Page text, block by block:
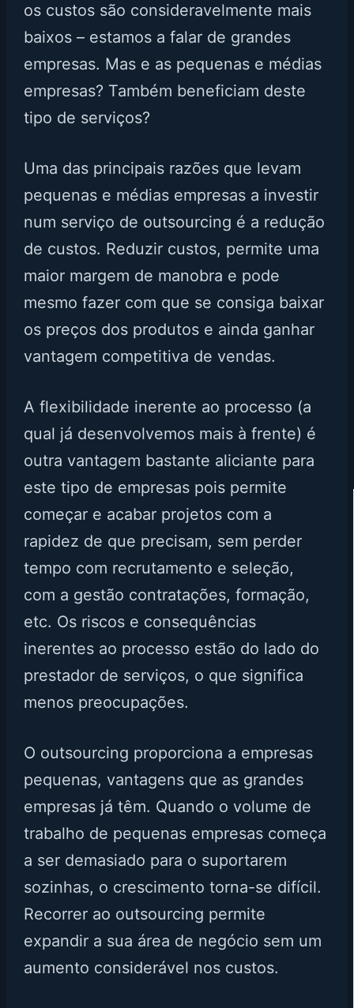
os custos são consideravelmente mais
baixos – estamos a falar de grandes
empresas. Mas e as pequenas e médias
empresas? Também beneficiam deste
tipo de serviços?
Uma das principais razões que levam
pequenas e médias empresas a investir
num serviço de outsourcing é a redução
de custos. Reduzir custos, permite uma
maior margem de manobra e pode
mesmo fazer com que se consiga baixar
os preços dos produtos e ainda ganhar
vantagem competitiva de vendas.
A flexibilidade inerente ao processo (a
qual já desenvolvemos mais à frente) é
outra vantagem bastante aliciante para
este tipo de empresas pois permite
começar e acabar projetos com a
rapidez de que precisam, sem perder
tempo com recrutamento e seleção,
com a gestão contratações, formação,
etc. Os riscos e consequências
inerentes ao processo estão do lado do
prestador de serviços, o que significa
menos preocupações.
O outsourcing proporciona a empresas
pequenas, vantagens que as grandes
empresas já têm. Quando o volume de
trabalho de pequenas empresas começa
a ser demasiado para o suportarem
sozinhas, o crescimento torna-se difícil.
Recorrer ao outsourcing permite
expandir a sua área de negócio sem um
aumento considerável nos custos.